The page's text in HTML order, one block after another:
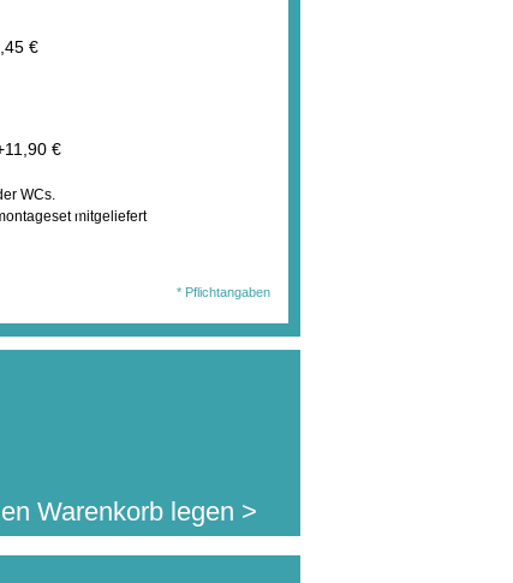
€
11,90 €
WCs.
mitgeliefert
* Pflichtangaben
Warenkorb legen >
diesen Artikel